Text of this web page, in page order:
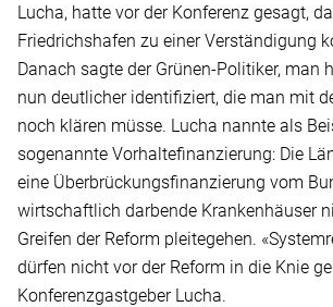
Lucha, hatte vor der Konferenz gesagt,
Friedrichshafen zu einer Verständigung
Danach sagte der Grünen-Politiker, man
nun deutlicher identifiziert, die man mit
noch klären müsse. Lucha nannte als
sogenannte Vorhaltefinanzierung: Die
eine Überbrückungsfinanzierung vom
wirtschaftlich darbende Krankenhäuser
Greifen der Reform pleitegehen.
dürfen nicht vor der Reform in die Knie
Konferenzgastgeber Lucha.